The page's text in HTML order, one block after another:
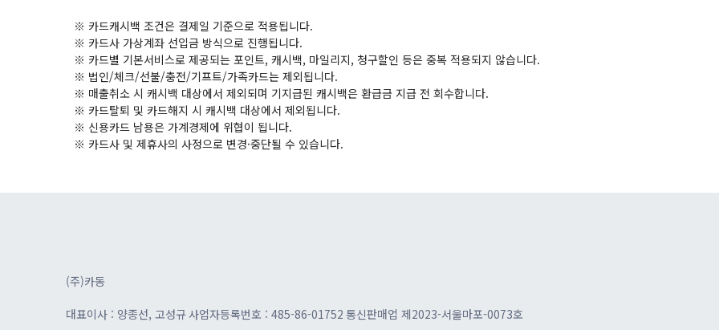
※ 카드캐시백 조건은 결제일 기준으로 적용됩니다.
※ 카드사 가상계좌 선입금 방식으로 진행됩니다.
※ 카드별 기본서비스로 제공되는 포인트, 캐시백, 마일리지, 청구할인 등은 중복 적용되지 않습니다.
※ 법인/체크/선불/충전/기프트/가족카드는 제외됩니다.
※ 매출취소 시 캐시백 대상에서 제외되며 기지급된 캐시백은 환급금 지급 전 회수합니다.
※ 카드탈퇴 및 카드해지 시 캐시백 대상에서 제외됩니다.
※ 신용카드 남용은 가계경제에 위협이 됩니다.
※ 카드사 및 제휴사의 사정으로 변경·중단될 수 있습니다.
(주)카동
대표이사 : 양종선, 고성규 사업자등록번호 : 485-86-01752 통신판매업 제2023-서울마포-0073호